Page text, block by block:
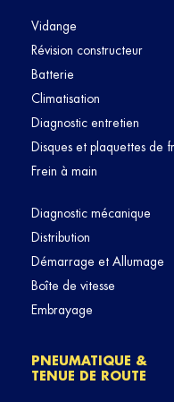
Vidange
Révision constructeur
Batterie
Climatisation
Diagnostic entretien
Disques et plaquettes de
Frein à main
Diagnostic mécanique
Distribution
Démarrage et Allumage
Boîte de vitesse
Embrayage
PNEUMATIQUE &
TENUE DE ROUTE